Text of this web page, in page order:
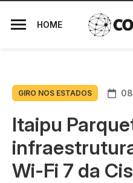
HOME
GIRO NOS ESTADOS
Itaipu
Wi-Fi 7 da